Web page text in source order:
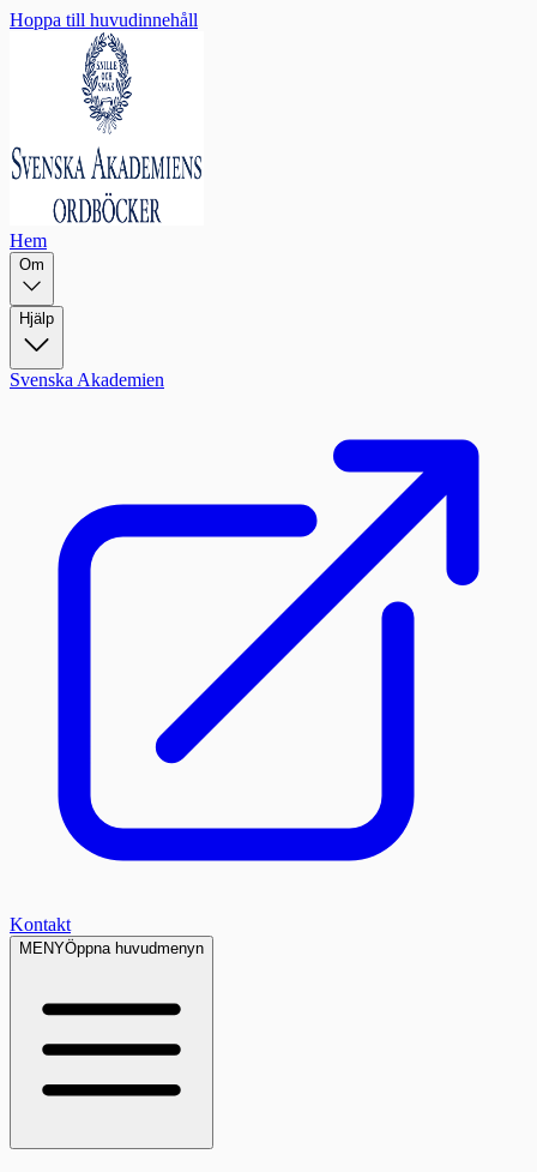
Hoppa till huvudinnehåll
Hem
Om
Hjälp
Svenska Akademien
Kontakt
MENYÖppna huvudmenyn